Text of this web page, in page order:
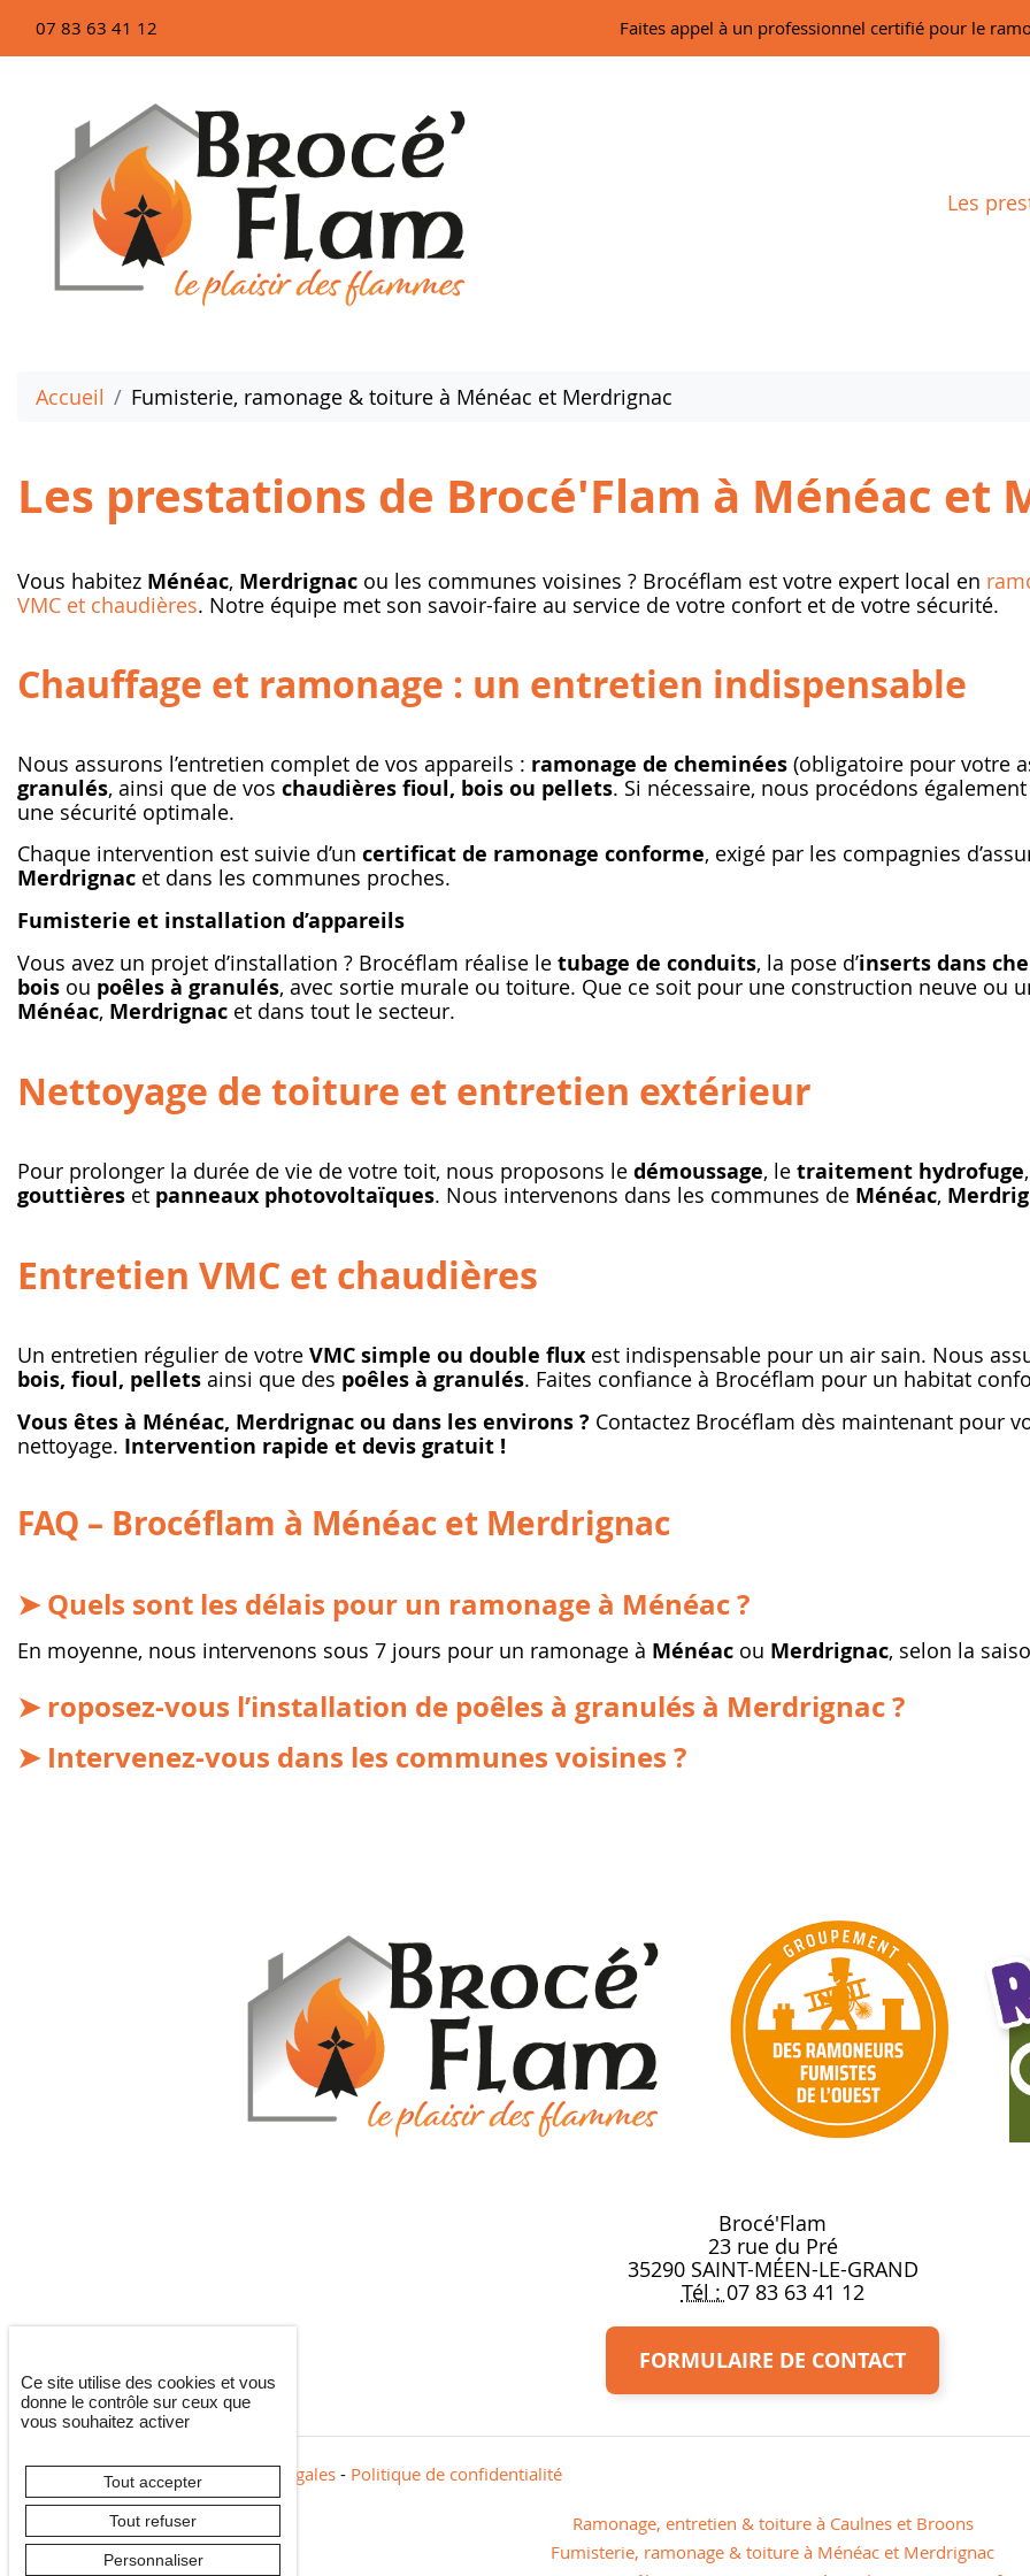
07 83 63 41 12 Faites appel à un professionnel certifié pour le
Les
Accueil Fumisterie, ramonage & toiture à Ménéac et Merdrignac
Les prestations de Brocé'Flam à Ménéac et
Vous habitez Ménéac, Merdrignac ou les communes voisines ? Brocéflam est votre expert local en
VMC et chaudières. Notre équipe met son savoir-faire au service de votre confort et de votre sécurité.
Chauffage et ramonage : un entretien indispensable
Nous assurons l’entretien complet de vos appareils : ramonage de cheminées (obligatoire pour votre
granulés, ainsi que de vos chaudières fioul, bois ou pellets. Si nécessaire, nous procédons
une sécurité optimale.
Chaque intervention est suivie d’un certificat de ramonage conforme, exigé par les compagnies
Merdrignac et dans les communes proches.
Fumisterie et installation d’appareils
Vous avez un projet d’installation ? Brocéflam réalise le tubage de conduits, la pose d’inserts dans
bois ou poêles à granulés, avec sortie murale ou toiture. Que ce soit pour une construction neuve ou
Ménéac, Merdrignac et dans tout le secteur.
Nettoyage de toiture et entretien extérieur
Pour prolonger la durée de vie de votre toit, nous proposons le démoussage, le traitement hydrofuge
gouttières et panneaux photovoltaïques. Nous intervenons dans les communes de Ménéac,
Entretien VMC et chaudières
Un entretien régulier de votre VMC simple ou double flux est indispensable pour un air sain. Nous
bois, fioul, pellets ainsi que des poêles à granulés. Faites confiance à Brocéflam pour un habitat
Vous êtes à Ménéac, Merdrignac ou dans les environs ? Contactez Brocéflam dès maintenant pour
nettoyage. Intervention rapide et devis gratuit !
FAQ – Brocéflam à Ménéac et Merdrignac
➤ Quels sont les délais pour un ramonage à Ménéac ?
En moyenne, nous intervenons sous 7 jours pour un ramonage à Ménéac ou Merdrignac, selon la
➤ roposez-vous l’installation de poêles à granulés à Merdrignac ?
➤ Intervenez-vous dans les communes voisines ?
Brocé'Flam
23 rue du Pré
35290 SAINT-MÉEN-LE-GRAND
Tél : 07 83 63 41 12
FORMULAIRE DE CONTACT
2026 © Brocé'Flam -Mentions légales - Politique de confidentialité
Ramonage, entretien & toiture à Caulnes et Broons
Fumisterie, ramonage & toiture à Ménéac et Merdrignac
Ce site utilise des cookies et vous
donne le contrôle sur ceux que
vous souhaitez activer
Tout accepter
Tout refuser
Personnaliser